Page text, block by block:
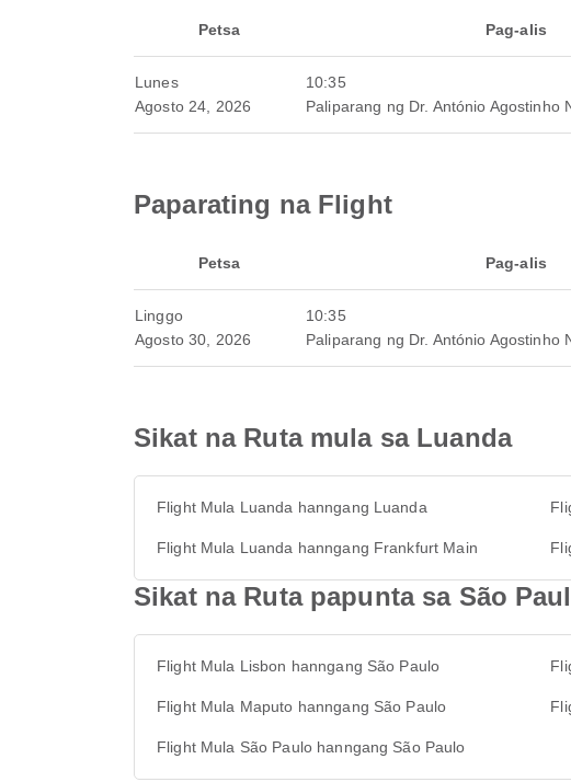
Petsa Pag-alis
Lunes
Agosto 24, 2026
10:35
Paliparang ng Dr. António Agostinho
Paparating na Flight
Petsa Pag-alis
Linggo
Agosto 30, 2026
10:35
Paliparang ng Dr. António Agostinho
Sikat na Ruta mula sa Luanda
Flight Mula Luanda hanngang Luanda
Flight Mula Luanda hanngang Frankfurt Main
Sikat na Ruta papunta sa São
Flight Mula Lisbon hanngang São Paulo
Flight Mula Maputo hanngang São Paulo
Flight Mula São Paulo hanngang São Paulo